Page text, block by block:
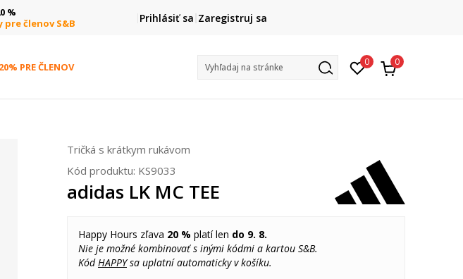
S&B
DOPRAVA ZADARMO
pri objednaní nad 80 €(neplatí pre Click&Collect)
Prihlásiť sa Zaregistruj sa
PRE ČLENOV Vyhľadaj na stránke 0 0
Tričká s krátkym rukávom
Kód produktu: KS9033
adidas LK MC TEE
Happy Hours zľava 20 % platí len do 9. 8.
Nie je možné kombinovať s inými kódmi a kartou S&B.
KódHAPPYsa uplatní automaticky v košíku.